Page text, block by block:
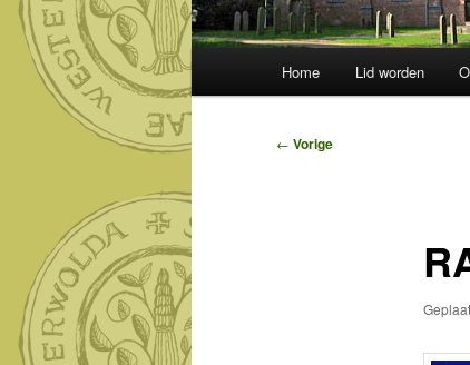
Home Lid worden
Bericht
← Vorige